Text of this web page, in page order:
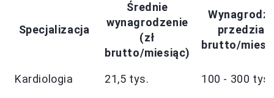
Specjalizacja
Średnie
wynagrodzenie
(zł
brutto/miesiąc)
brutto/
Kardiologia 21,5 tys. 100 - 300 tys.